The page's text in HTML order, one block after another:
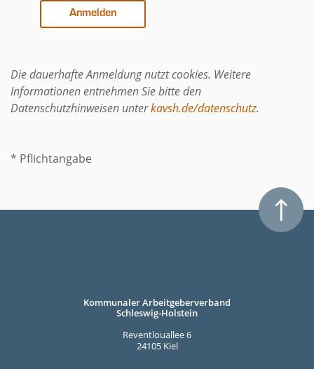
Die dauerhafte Anmeldung nutzt cookies. Weitere
Informationen entnehmen Sie bitte den
Datenschutzhinweisen unterkavsh.de/datenschutz.
* Pflichtangabe
Kommunaler Arbeitgeberverband
Schleswig-Holstein
Reventlouallee 6
24105 Kiel